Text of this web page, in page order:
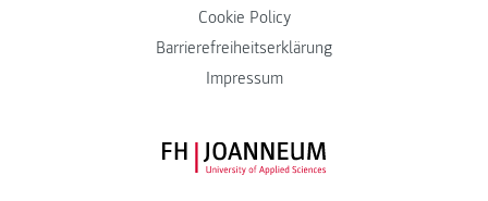
Cookie Policy
Barrierefreiheitserklärung
Impressum
FH JOANNEUM Logo